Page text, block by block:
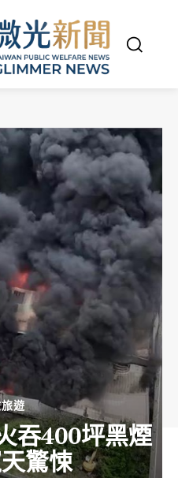
遊
吞400坪黑煙
驚悚